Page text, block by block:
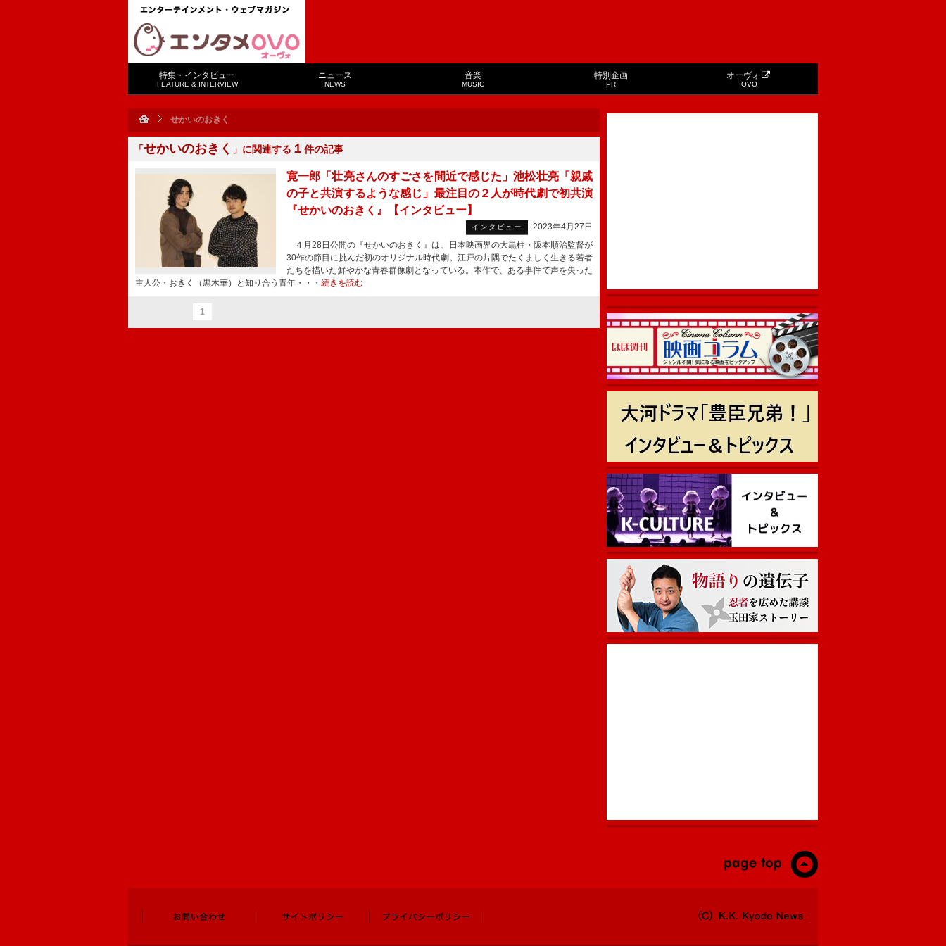
特集・インタビュー
FEATURE & INTERVIEW
ニュース
NEWS
音楽
MUSIC
特別企画
PR
オーヴォ
OVO
せかいのおきく
「せかいのおきく 」に関連する １ 件の記事
寛一郎「壮亮さんのすごさを間近で感じた」池松壮亮「親戚
の子と共演するような感じ」最注目の２人が時代劇で初共演
『せかいのおきく』【インタビュー】
インタビュー
2023年4月27日
４月28日公開の『せかいのおきく』は、日本映画界の大黒柱・阪本順治監督が
30作の節目に挑んだ初のオリジナル時代劇。江戸の片隅でたくましく生きる若者
たちを描いた鮮やかな青春群像劇となっている。本作で、ある事件で声を失った
主人公・おきく（黒木華）と知り合う青年・・・ 続きを読む
1